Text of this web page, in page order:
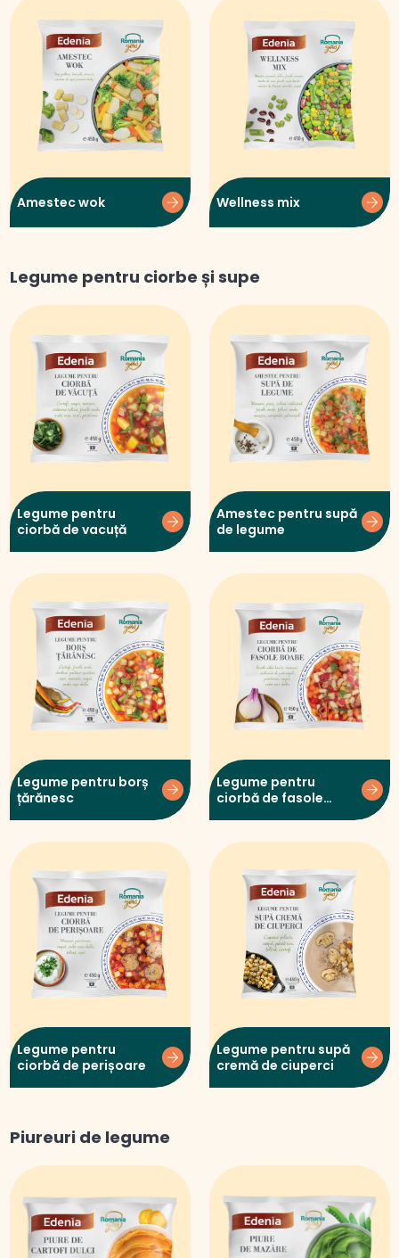
Amestec wok Wellness mix
Legume pentru ciorbe și supe
Legume pentru
ciorbă de vacuță
Amestec pentru supă
de legume
Legume pentru borș
țărănesc
Legume pentru
ciorbă de fasole
Legume pentru
ciorbă de perișoare
Legume pentru supă
cremă de ciuperci
Piureuri de legume